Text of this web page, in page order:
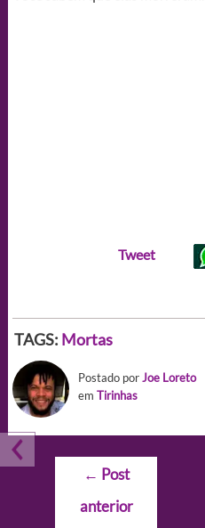
Tweet
TAGS: Mortas
Postado porJoe Loreto
em Tirinhas
Navegação
Post
← Post
anterior